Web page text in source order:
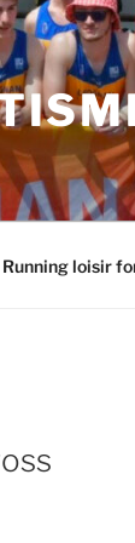
Running loisir